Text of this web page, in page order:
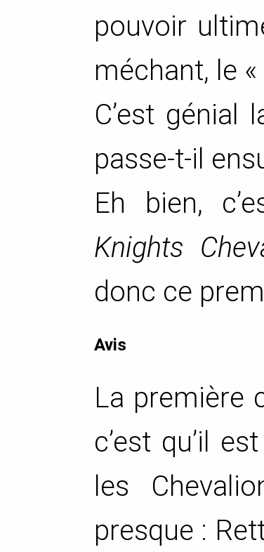
pouvoir
méchant, le «
C’est génial
passe-t-il
Eh bien,
Knights
donc ce
Avis
La première
c’est qu’il
les
presque :